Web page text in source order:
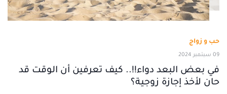
حب و زواج
09 سبتمبر 2024
في بعض البعد دواء!!.. كيف تعرفين أن الوقت قد
حان لأخذ إجازة زوجية؟